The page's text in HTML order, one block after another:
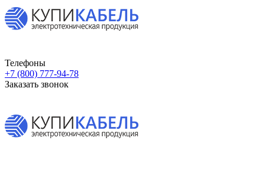
Телефоны
+7 (800) 777-94-78
Заказать звонок